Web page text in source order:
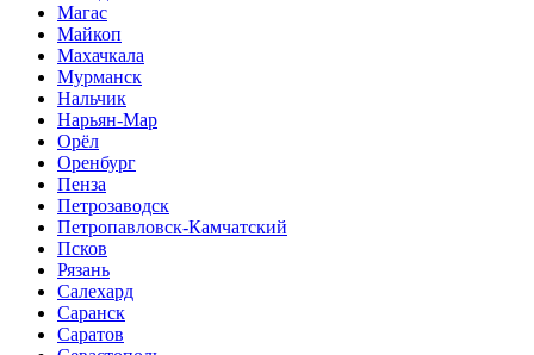
Магас
Майкоп
Махачкала
Мурманск
Нальчик
Нарьян-Мар
Орёл
Оренбург
Пенза
Петрозаводск
Петропавловск-Камчатский
Псков
Рязань
Салехард
Саранск
Саратов